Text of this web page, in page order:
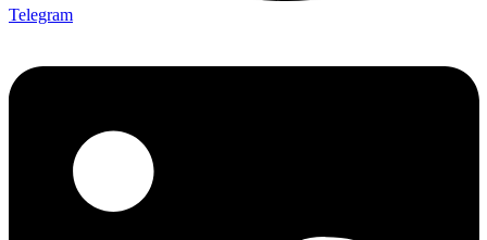
Telegram